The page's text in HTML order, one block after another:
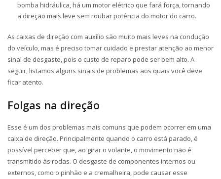
bomba hidráulica, há um motor elétrico que fará força, tornando
a direção mais leve sem roubar potência do motor do carro.
As caixas de direção com auxílio são muito mais leves na condução
do veículo, mas é preciso tomar cuidado e prestar atenção ao menor
sinal de desgaste, pois o custo de reparo pode ser bem alto. A
seguir, listamos alguns sinais de problemas aos quais você deve
ficar atento.
Folgas na direção
Esse é um dos problemas mais comuns que podem ocorrer em uma
caixa de direção. Principalmente quando o carro está parado, é
possível perceber que, ao girar o volante, o movimento não é
transmitido às rodas. O desgaste de componentes internos ou
externos, como o pinhão e a cremalheira, pode causar esse